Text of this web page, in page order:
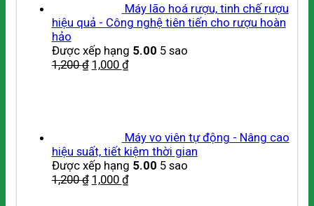
Máy lão hoá rượu, tinh chế rượu
hiệu quả - Công nghệ tiên tiến cho rượu hoàn
hảo
Được xếp hạng 5.00 5 sao
1,200₫ 1,000 ₫
Máy vo viên tự động - Nâng cao
hiệu suất, tiết kiệm thời gian
Được xếp hạng 5.00 5 sao
1,200₫ 1,000 ₫